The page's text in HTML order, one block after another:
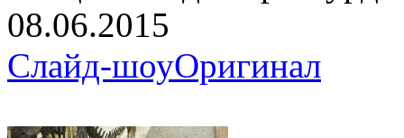
08.06.2015
Слайд-шоуОригинал